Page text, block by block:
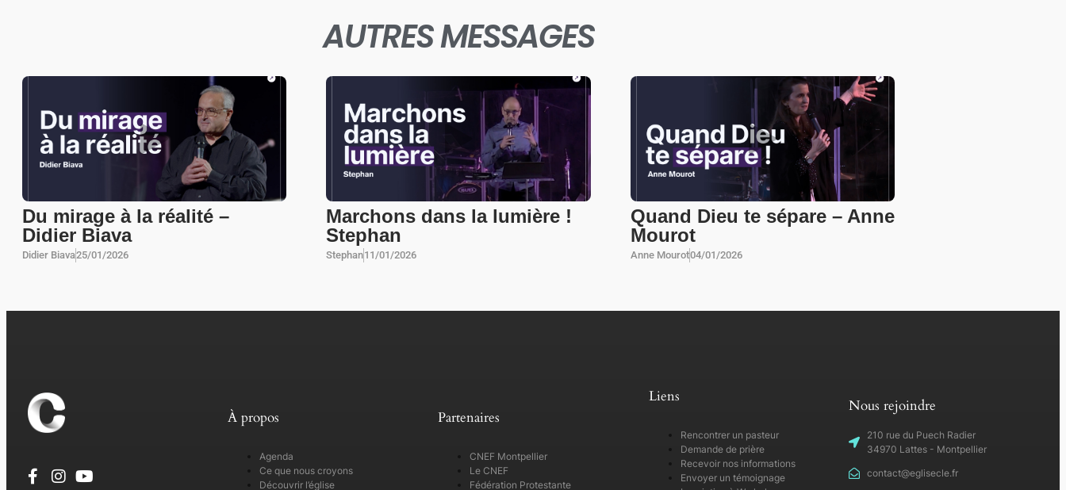
AUTRES MESSAGES
Du mirage à la réalité –
Didier Biava
Didier Biava25/01/2026
Marchons dans la lumière !
Stephan
Stephan11/01/2026
Quand Dieu te sépare – Anne
Mourot
Anne Mourot04/01/2026
À propos
Agenda
Ce que nous croyons
Découvrir l’église
Partenaires
CNEF Montpellier
Le CNEF
Fédération Protestante
Liens
Rencontrer un pasteur
Demande de prière
Recevoir nos informations
Envoyer un témoignage
Nous rejoindre
210 rue du Puech Radier
34970 Lattes - Montpellier
contact@eglisecle.fr